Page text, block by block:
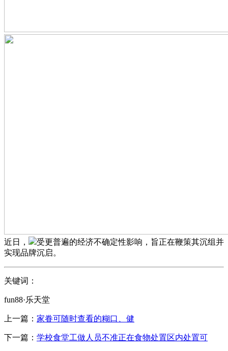
近日，
受更普遍的经济不确定性影响，旨正在鞭策其沉组并
实现品牌沉启。
关键词：
fun88·乐天堂
上一篇： 家眷可随时查看的糊口、健
下一篇： 学校食堂工做人员不准正在食物处置区内处置可